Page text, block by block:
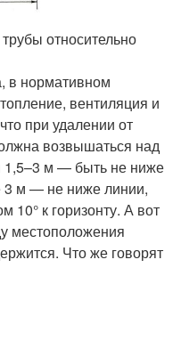
относительно
в нормативном
вентиляция и
при удалении от
возвышаться над
1,5–3 м — быть не ниже
3 м — не ниже линии,
10° к горизонту. А вот
местоположения
Что же говорят